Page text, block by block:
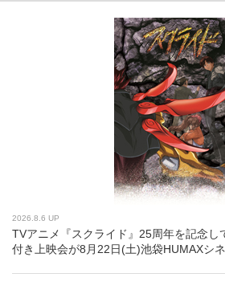
2026.8.6 UP
TVアニメ『スクライド』25周年を記念し
付き上映会が8月22日(土)池袋HUMAXシ